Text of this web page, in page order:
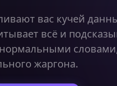
вас кучей
всё и
жаргона.